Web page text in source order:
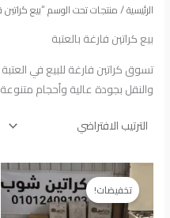
الرئيسية/ منتجات تحت الوسم “بيع كراتين
بيع كراتين فارغة بالعتبة
تسوق كراتين فارغة للبيع في
والنقل بجودة عالية وأحجام متنوعة
تخفيضات!
السعر
الأصلي
هو:
120.00EGP.
السعر
الحالي
هو:
105.00EGP.